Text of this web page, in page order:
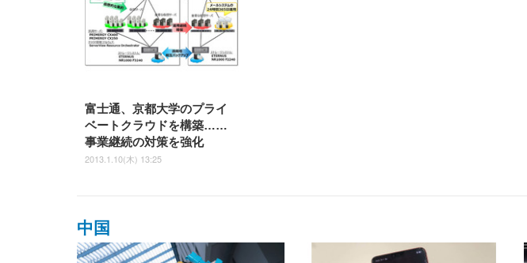
富士通、京都大学のプライ
ベートクラウドを構築……
事業継続の対策を強化
2013.1.10(木) 13:25
中国